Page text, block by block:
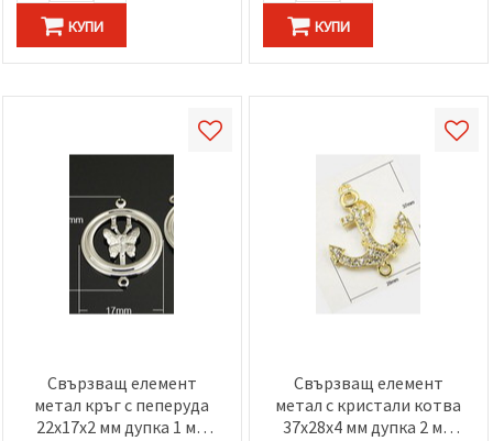
КУПИ КУПИ
Свързващ елемент
метал кръг с пеперуда
22x17x2 мм дупка 1 мм
Свързващ елемент
метал с кристали котва
37x28x4 мм дупка 2 мм